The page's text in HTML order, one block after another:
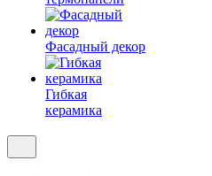
Фасадный декор
Гибкая
керамика